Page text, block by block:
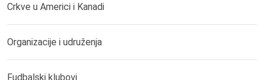
Crkve u Americi i Kanadi
Organizacije i udruženja
Fudbalski klubovi